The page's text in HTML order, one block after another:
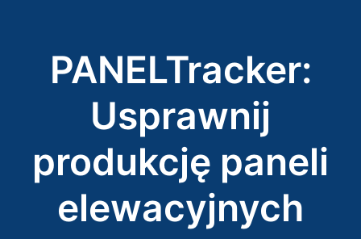
PANELTracker:
Usprawnij
produkcję paneli
elewacyjnych